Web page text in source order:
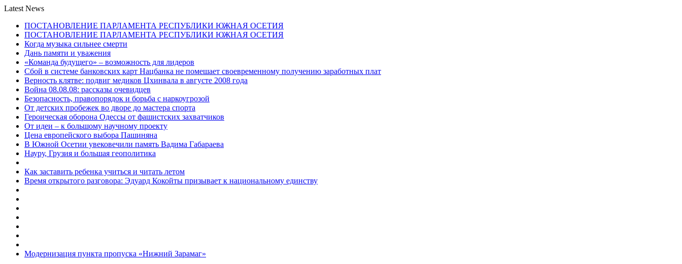
Latest News
ПОСТАНОВЛЕНИЕ ПАРЛАМЕНТА РЕСПУБЛИКИ ЮЖНАЯ ОСЕТИЯ
ПОСТАНОВЛЕНИЕ ПАРЛАМЕНТА РЕСПУБЛИКИ ЮЖНАЯ ОСЕТИЯ
Когда музыка сильнее смерти
Дань памяти и уважения
«Команда будущего» – возможность для лидеров
Сбой в системе банковских карт Нацбанка не помешает своевременному получению заработных плат
Верность клятве: подвиг медиков Цхинвала в августе 2008 года
Война 08.08.08: рассказы очевидцев
Безопасность, правопорядок и борьба с наркоугрозой
От детских пробежек во дворе до мастера спорта
Героическая оборона Одессы от фашистских захватчиков
От идеи – к большому научному проекту
Цена европейского выбора Пашиняна
В Южной Осетии увековечили память Вадима Габараева
Науру, Грузия и большая геополитика
Как заставить ребенка учиться и читать летом
Время открытого разговора: Эдуард Кокойты призывает к национальному единству
Модернизация пункта пропуска «Нижний Зарамаг»